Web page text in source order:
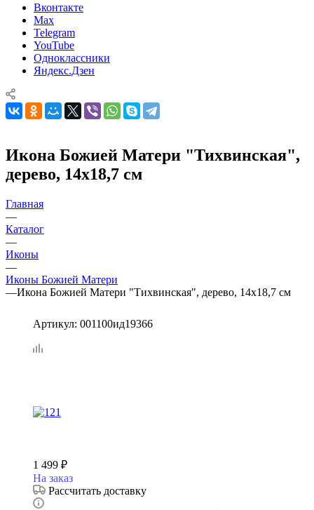
Вконтакте
Max
Telegram
YouTube
Одноклассники
Яндекс.Дзен
Икона Божией Матери "Тихвинская",
дерево, 14х18,7 см
Главная
—
Каталог
—
Иконы
—
Иконы Божией Матери
—Икона Божией Матери "Тихвинская", дерево, 14х18,7 см
Артикул: 001100ид19366
1 499 ₽
На заказ
Рассчитать доставку